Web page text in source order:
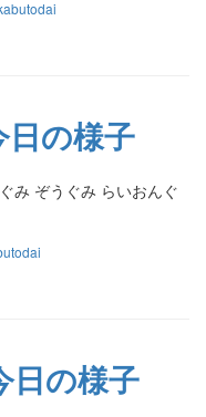
日の様子
み ぞうぐみ らいおんぐ
日の様子